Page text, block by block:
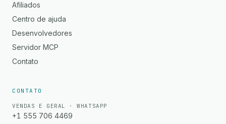
Afiliados
Centro de ajuda
Desenvolvedores
Servidor MCP
Contato
CONTATO
VENDAS E GERAL · WHATSAPP
+1 555 706 4469